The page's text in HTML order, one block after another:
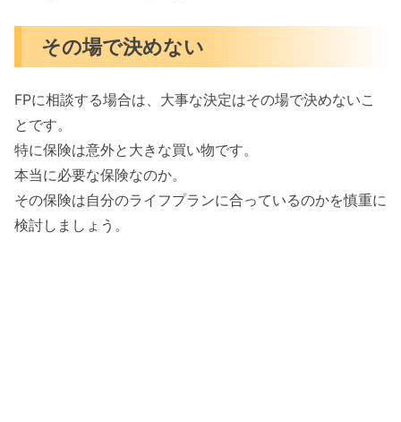
その場で決めない
FPに相談する場合は、大事な決定はその場で決めないこ
とです。
特に保険は意外と大きな買い物です。
本当に必要な保険なのか。
その保険は自分のライフプランに合っているのかを慎重に
検討しましょう。